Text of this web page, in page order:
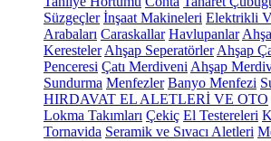
Süzgeçler İnşaat Makineleri Elektrikli
Arabaları Caraskallar Havlupanlar
Keresteler Ahşap Seperatörler Ahşap
Penceresi Çatı Merdiveni Ahşap
Sundurma Menfezler Banyo Menfezi
HIRDAVAT EL ALETLERİ VE OTO
Lokma Takımları Çekiç El Testereleri
Tornavida Seramik ve Sıvacı Aletleri